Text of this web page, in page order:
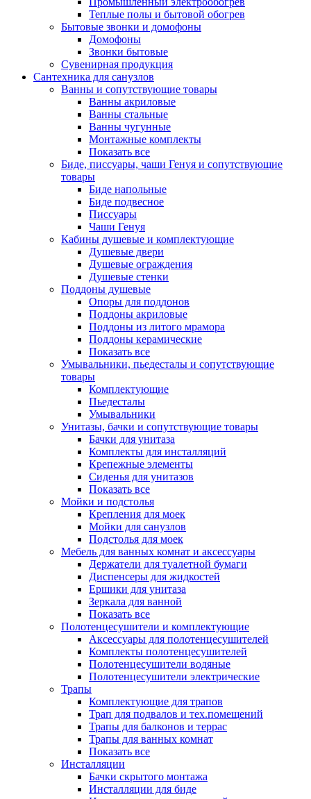
Теплые полы и бытовой обогрев
Бытовые звонки и домофоны
Домофоны
Звонки бытовые
Сувенирная продукция
Сантехника для санузлов
Ванны и сопутствующие товары
Ванны акриловые
Ванны стальные
Ванны чугунные
Монтажные комплекты
Показать все
Биде, писсуары, чаши Генуя и сопутствующие
товары
Биде напольные
Биде подвесное
Писсуары
Чаши Генуя
Кабины душевые и комплектующие
Душевые двери
Душевые ограждения
Душевые стенки
Поддоны душевые
Опоры для поддонов
Поддоны акриловые
Поддоны из литого мрамора
Поддоны керамические
Показать все
Умывальники, пьедесталы и сопутствующие
товары
Комплектующие
Пьедесталы
Умывальники
Унитазы, бачки и сопутствующие товары
Бачки для унитаза
Комплекты для инсталляций
Крепежные элементы
Сиденья для унитазов
Показать все
Мойки и подстолья
Крепления для моек
Мойки для санузлов
Подстолья для моек
Мебель для ванных комнат и аксессуары
Держатели для туалетной бумаги
Диспенсеры для жидкостей
Ершики для унитаза
Зеркала для ванной
Показать все
Полотенцесушители и комплектующие
Аксессуары для полотенцесушителей
Комплекты полотенцесушителей
Полотенцесушители водяные
Полотенцесушители электрические
Трапы
Комплектующие для трапов
Трап для подвалов и тех.помещений
Трапы для балконов и террас
Трапы для ванных комнат
Показать все
Инсталляции
Бачки скрытого монтажа
Инсталляции для биде